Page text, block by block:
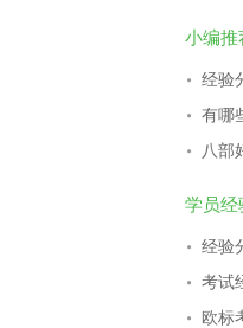
小编推
经验
有哪
八部
学员经
经验
考试
欧标